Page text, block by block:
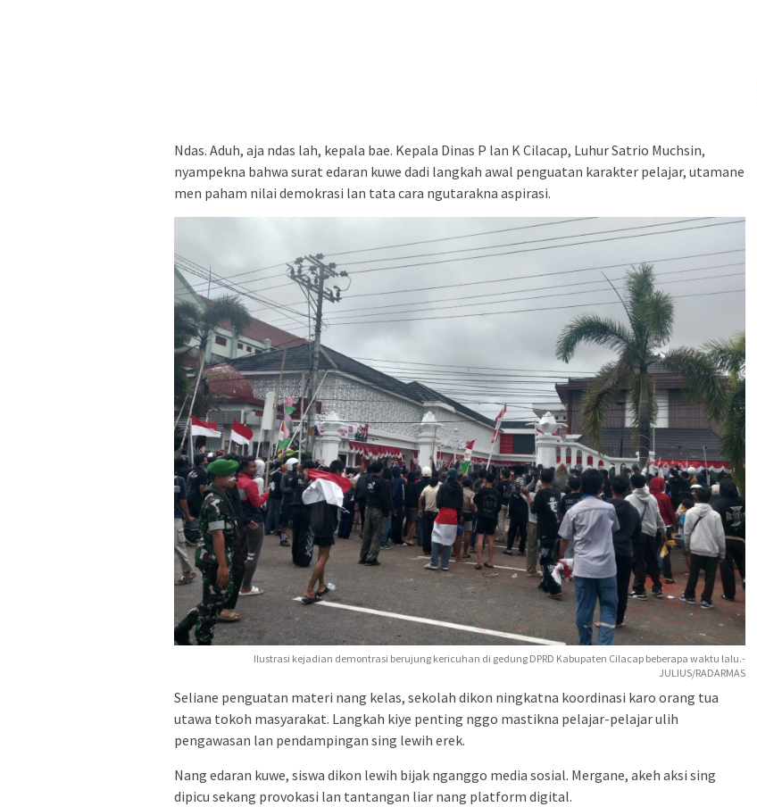
Ndas. Aduh, aja ndas lah, kepala bae. Kepala Dinas P lan K Cilacap, Luhur Satrio Muchsin,
nyampekna bahwa surat edaran kuwe dadi langkah awal penguatan karakter pelajar, utamane
men paham nilai demokrasi lan tata cara ngutarakna aspirasi.
Ilustrasi kejadian demontrasi berujung kericuhan di gedung DPRD Kabupaten Cilacap beberapa waktu lalu.-
JULIUS/RADARMAS
Seliane penguatan materi nang kelas, sekolah dikon ningkatna koordinasi karo orang tua
utawa tokoh masyarakat. Langkah kiye penting nggo mastikna pelajar-pelajar ulih
pengawasan lan pendampingan sing lewih erek.
Nang edaran kuwe, siswa dikon lewih bijak nganggo media sosial. Mergane, akeh aksi sing
dipicu sekang provokasi lan tantangan liar nang platform digital.